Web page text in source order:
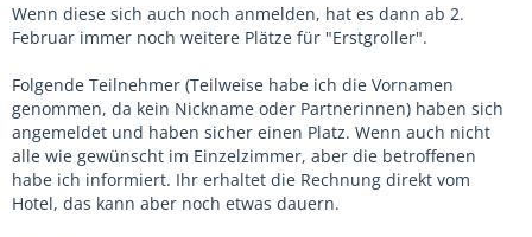
Wenn diese sich auch noch anmelden, hat es dann ab 2.
Februar immer noch weitere Plätze für "Erstgroller".
Folgende Teilnehmer (Teilweise habe ich die Vornamen
genommen, da kein Nickname oder Partnerinnen) haben sich
angemeldet und haben sicher einen Platz. Wenn auch nicht
alle wie gewünscht im Einzelzimmer, aber die betroffenen
habe ich informiert. Ihr erhaltet die Rechnung direkt vom
Hotel, das kann aber noch etwas dauern.